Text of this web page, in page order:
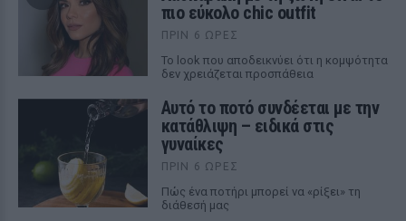
πιο εύκολο chic outfit
ΠΡΙΝ 6 ΏΡΕΣ
Το look που αποδεικνύει ότι η κομψότητα
δεν χρειάζεται προσπάθεια
Αυτό το ποτό συνδέεται με την
κατάθλιψη – ειδικά στις
γυναίκες
ΠΡΙΝ 6 ΏΡΕΣ
Πώς ένα ποτήρι μπορεί να «ρίξει» τη
διάθεσή μας